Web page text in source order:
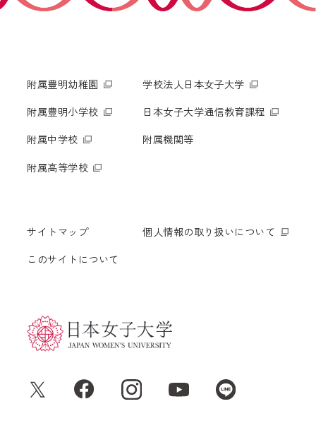
附属豊明幼稚園
附属豊明小学校
附属中学校
附属高等学校
学校法人日本女子大学
日本女子大学通信教育課程
附属機関等
サイトマップ
このサイトについて
個人情報の取り扱いについて